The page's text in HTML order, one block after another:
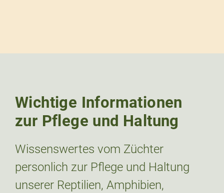
Wichtige Informationen
zur Pflege und Haltung
Wissenswertes vom Züchter
personlich zur Pflege und Haltung
unserer Reptilien, Amphibien,